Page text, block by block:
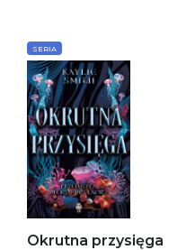
SERIA
Okrutna przysięga